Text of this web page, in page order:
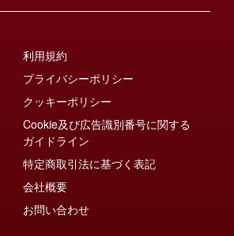
利用規約
プライバシーポリシー
クッキーポリシー
Cookie及び広告識別番号に関する
ガイドライン
特定商取引法に基づく表記
会社概要
お問い合わせ